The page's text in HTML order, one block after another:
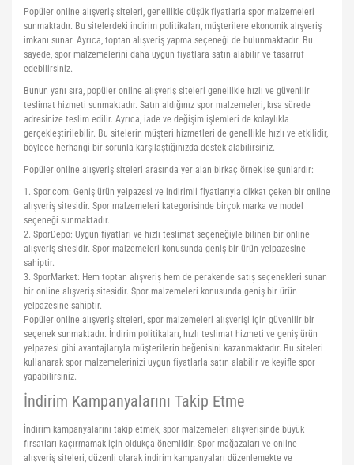
Popüler online alışveriş siteleri, genellikle düşük fiyatlarla spor malzemeleri
sunmaktadır. Bu sitelerdeki indirim politikaları, müşterilere ekonomik alışveriş
imkanı sunar. Ayrıca, toptan alışveriş yapma seçeneği de bulunmaktadır. Bu
sayede, spor malzemelerini daha uygun fiyatlara satın alabilir ve tasarruf
edebilirsiniz.
Bunun yanı sıra, popüler online alışveriş siteleri genellikle hızlı ve güvenilir
teslimat hizmeti sunmaktadır. Satın aldığınız spor malzemeleri, kısa sürede
adresinize teslim edilir. Ayrıca, iade ve değişim işlemleri de kolaylıkla
gerçekleştirilebilir. Bu sitelerin müşteri hizmetleri de genellikle hızlı ve etkilidir,
böylece herhangi bir sorunla karşılaştığınızda destek alabilirsiniz.
Popüler online alışveriş siteleri arasında yer alan birkaç örnek ise şunlardır:
1. Spor.com: Geniş ürün yelpazesi ve indirimli fiyatlarıyla dikkat çeken bir online
alışveriş sitesidir. Spor malzemeleri kategorisinde birçok marka ve model
seçeneği sunmaktadır.
2. SporDepo: Uygun fiyatları ve hızlı teslimat seçeneğiyle bilinen bir online
alışveriş sitesidir. Spor malzemeleri konusunda geniş bir ürün yelpazesine
sahiptir.
3. SporMarket: Hem toptan alışveriş hem de perakende satış seçenekleri sunan
bir online alışveriş sitesidir. Spor malzemeleri konusunda geniş bir ürün
yelpazesine sahiptir.
Popüler online alışveriş siteleri, spor malzemeleri alışverişi için güvenilir bir
seçenek sunmaktadır. İndirim politikaları, hızlı teslimat hizmeti ve geniş ürün
yelpazesi gibi avantajlarıyla müşterilerin beğenisini kazanmaktadır. Bu siteleri
kullanarak spor malzemelerinizi uygun fiyatlarla satın alabilir ve keyifle spor
yapabilirsiniz.
İndirim Kampanyalarını Takip Etme
İndirim kampanyalarını takip etmek, spor malzemeleri alışverişinde büyük
fırsatları kaçırmamak için oldukça önemlidir. Spor mağazaları ve online
alışveriş siteleri, düzenli olarak indirim kampanyaları düzenlemekte ve